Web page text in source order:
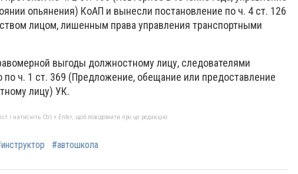
опьянения) КоАП и вынесли постановление по ч. 4 ст. 126
лицом, лишенным права управления транспортными
выгоды должностному лицу, следователями
по ч. 1 ст. 369 (Предложение, обещание или предоставление
лицу) УК.
і натисніть Ctrl + Enter, щоб повідомити про це редакцію
#автошкола